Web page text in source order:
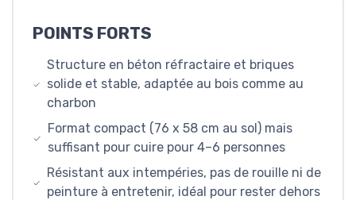
POINTS FORTS
Structure en béton réfractaire et briques
solide et stable, adaptée au bois comme au
charbon
Format compact (76 x 58 cm au sol) mais
suffisant pour cuire pour 4–6 personnes
Résistant aux intempéries, pas de rouille ni de
peinture à entretenir, idéal pour rester dehors